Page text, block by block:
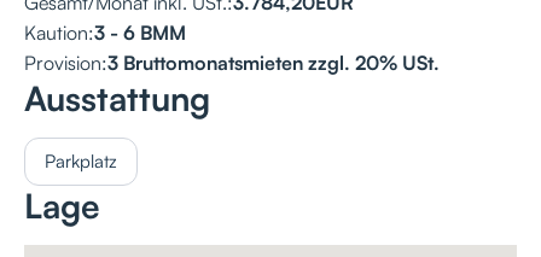
Kaution:3 - 6 BMM
Provision:3 Bruttomonatsmieten zzgl. 20% USt.
Ausstattung
Parkplatz
Lage